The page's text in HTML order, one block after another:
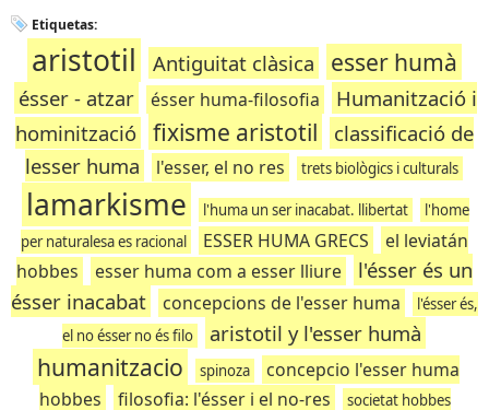
Etiquetas:
aristotil Antiguitat clàsica esser humà
ésser - atzar ésser huma-filosofia
Humanització i
hominització fixisme aristotil
classificació de
lesser huma
l'esser, el no res trets biològics i culturals
lamarkisme l'huma un ser inacabat. llibertat
l'home
per naturalesa es racional
ESSER HUMA GRECS
el leviatán
hobbes
esser huma com a esser lliure
l'ésser és un
ésser inacabat
concepcions de l'esser huma
l'ésser és,
el no ésser no és filo
aristotil y l'esser humà
humanitzacio spinoza
concepcio l'esser huma
hobbes
filosofia: l'ésser i el no-res
societat hobbes